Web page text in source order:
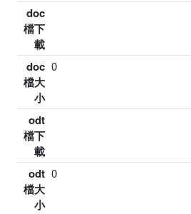
doc
檔下
載
doc
檔大
小
0
odt
檔下
載
odt
檔大
小
0